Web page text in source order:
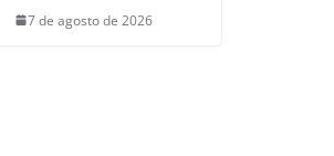
7 de agosto de 2026